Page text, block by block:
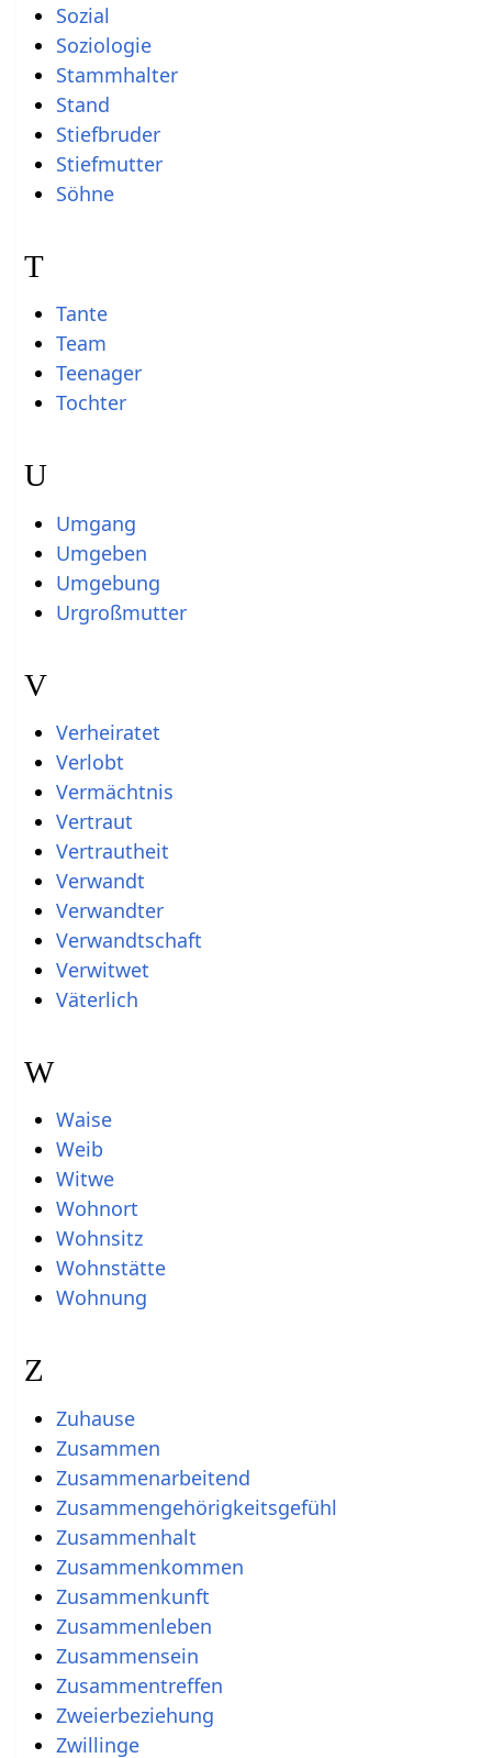
Sozial
Soziologie
Stammhalter
Stand
Stiefbruder
Stiefmutter
Söhne
T
Tante
Team
Teenager
Tochter
U
Umgang
Umgeben
Umgebung
Urgroßmutter
V
Verheiratet
Verlobt
Vermächtnis
Vertraut
Vertrautheit
Verwandt
Verwandter
Verwandtschaft
Verwitwet
Väterlich
W
Waise
Weib
Witwe
Wohnort
Wohnsitz
Wohnstätte
Wohnung
Z
Zuhause
Zusammen
Zusammenarbeitend
Zusammengehörigkeitsgefühl
Zusammenhalt
Zusammenkommen
Zusammenkunft
Zusammenleben
Zusammensein
Zusammentreffen
Zweierbeziehung
Zwillinge